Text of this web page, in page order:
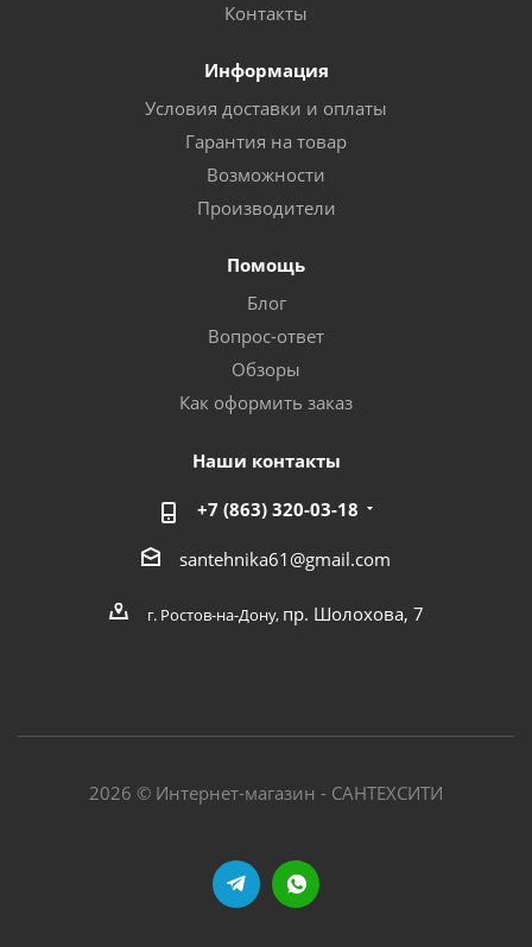
Контакты
Информация
Условия доставки и оплаты
Гарантия на товар
Возможности
Производители
Помощь
Блог
Вопрос-ответ
Обзоры
Как оформить заказ
Наши контакты
+7 (863) 320-03-18
santehnika61@gmail.com
г. Ростов-на-Дону, пр. Шолохова, 7
2026 © Интернет-магазин - САНТЕХСИТИ